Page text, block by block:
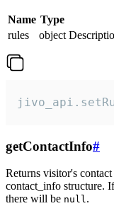
Name Type
rules
object
getContactInfo#
Returns visitor's
contact_info structure.
there will be null.